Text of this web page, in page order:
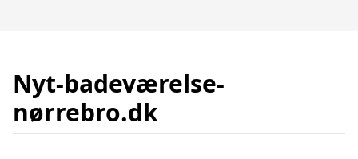
Nyt-badeværelse-
nørrebro.dk